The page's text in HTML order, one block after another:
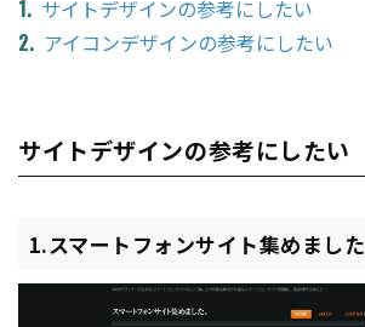
サイトデザインの参考にしたい
アイコンデザインの参考にしたい
サイトデザインの参考にしたい
1.スマートフォンサイト集めました